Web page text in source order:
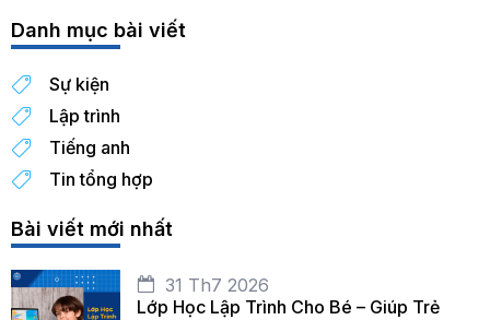
Danh mục bài viết
Sự kiện
Lập trình
Tiếng anh
Tin tổng hợp
Bài viết mới nhất
31 Th7 2026
Lớp Học Lập Trình Cho Bé – Giúp Trẻ